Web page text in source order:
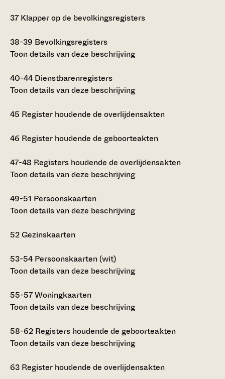
37 Klapper op de bevolkingsregisters
38-39 Bevolkingsregisters
Toon details van deze beschrijving
40-44 Dienstbarenregisters
Toon details van deze beschrijving
45 Register houdende de overlijdensakten
46 Register houdende de geboorteakten
47-48 Registers houdende de overlijdensakten
Toon details van deze beschrijving
49-51 Persoonskaarten
Toon details van deze beschrijving
52Gezinskaarten
53-54 Persoonskaarten (wit)
Toon details van deze beschrijving
55-57Woningkaarten
Toon details van deze beschrijving
58-62 Registers houdende de geboorteakten
Toon details van deze beschrijving
63 Register houdende de overlijdensakten